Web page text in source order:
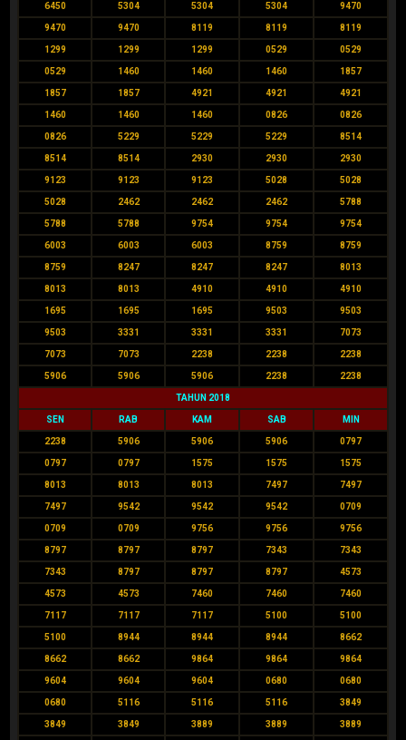
6450 5304 5304 5304 9470
9470 9470 8119 8119 8119
1299 1299 1299 0529 0529
0529 1460 1460 1460 1857
1857 1857 4921 4921 4921
1460 1460 1460 0826 0826
0826 5229 5229 5229 8514
8514 8514 2930 2930 2930
9123 9123 9123 5028 5028
5028 2462 2462 2462 5788
5788 5788 9754 9754 9754
6003 6003 6003 8759 8759
8759 8247 8247 8247 8013
8013 8013 4910 4910 4910
1695 1695 1695 9503 9503
9503 3331 3331 3331 7073
7073 7073 2238 2238 2238
5906 5906 5906 2238 2238
TAHUN 2018
SEN RAB KAM SAB MIN
2238 5906 5906 5906 0797
0797 0797 1575 1575 1575
8013 8013 8013 7497 7497
7497 9542 9542 9542 0709
0709 0709 9756 9756 9756
8797 8797 8797 7343 7343
7343 8797 8797 8797 4573
4573 4573 7460 7460 7460
7117 7117 7117 5100 5100
5100 8944 8944 8944 8662
8662 8662 9864 9864 9864
9604 9604 9604 0680 0680
0680 5116 5116 5116 3849
3849 3849 3889 3889 3889